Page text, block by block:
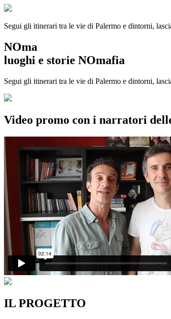
Segui gli itinerari tra le vie di Palermo e dintorni,
NOma
luoghi e storie NOmafia
Segui gli itinerari tra le vie di Palermo e dintorni,
Video promo con i narratori
IL PROGETTO